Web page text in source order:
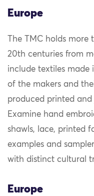
Europe
The TMC holds
20th centuries from
include textiles made
of the makers and
produced printed
Examine hand
shawls, lace, printed
examples and
with distinct cultural
Europe